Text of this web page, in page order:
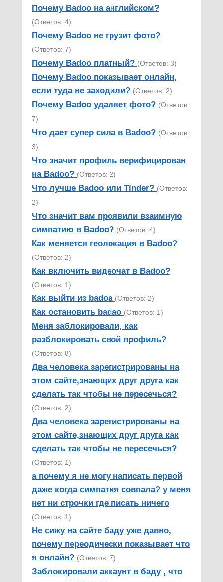
Почему Badoo на английском?
(Ответов: 4)
Почему Badoo не грузит фото?
(Ответов: 7)
Почему Badoo платный? (Ответов: 3)
Почему Badoo показывает онлайн,
если туда не заходили? (Ответов: 2)
Почему Badoo удаляет фото? (Ответов:
7)
Что дает супер сила в Badoo? (Ответов:
3)
Что значит профиль верифицирован
на Badoo? (Ответов: 2)
Что лучше Badoo или Tinder? (Ответов:
2)
Что значит вам проявили взаимную
симпатию в Badoo? (Ответов: 4)
Как меняется геолокация в Badoo?
(Ответов: 2)
Как включить видеочат в Badoo?
(Ответов: 1)
Как выйти из badoa (Ответов: 2)
Как остановить badao (Ответов: 1)
Меня заблокировали, как
разблокировать свой профиль?
(Ответов: 8)
Два человека зарегистрированы на
этом сайте,знающих друг друга как
сделать так чтобы не пересечься?
(Ответов: 2)
Два человека зарегистрированы на
этом сайте,знающих друг друга как
сделать так чтобы не пересечься?
(Ответов: 1)
а почему я не могу написать первой
даже когда симпатия совпала? у меня
нет ни строчки где писать ничего
(Ответов: 1)
Не сижу на сайте баду уже давно,
почему переодически показывает что
я онлайн? (Ответов: 7)
Заблокировали аккаунт в баду , что